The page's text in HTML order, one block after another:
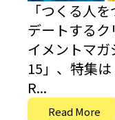
「つくる人
デートする
イメントマ
15」、特集は
R...
Read More